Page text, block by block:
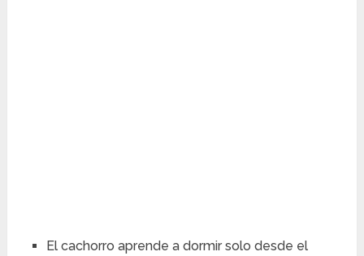
El cachorro aprende a dormir solo desde el